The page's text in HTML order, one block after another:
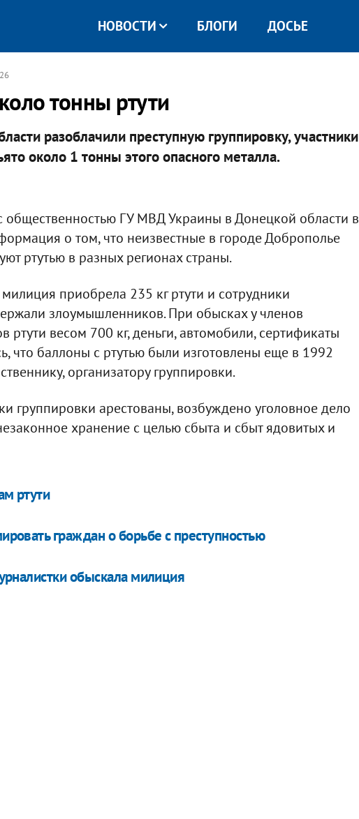
НОВОСТИ БЛОГИ ДОСЬЕ
тонны ртути
разоблачили преступную группировку, участники
около 1 тонны этого опасного металла.
общественностью ГУ МВД Украины в Донецкой области в
о том, что неизвестные в городе Доброполье
ртутью в разных регионах страны.
приобрела 235 кг ртути и сотрудники
злоумышленников. При обысках у членов
ртути весом 700 кг, деньги, автомобили, сертификаты
что баллоны с ртутью были изготовлены еще в 1992
организатору группировки.
группировки арестованы, возбуждено уголовное дело
хранение с целью сбыта и сбыт ядовитых и
ртути
граждан о борьбе с преступностью
обыскала милиция